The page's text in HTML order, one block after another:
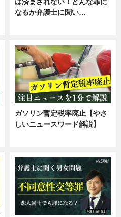
なるか弁護士に聞い…
ガソリン暫定税率廃止【やさ
しいニュースワード解説】